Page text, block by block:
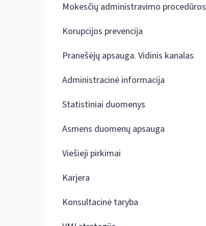
Mokesčių administravimo procedūros
Korupcijos prevencija
Pranešėjų apsauga. Vidinis kanalas
Administracinė informacija
Statistiniai duomenys
Asmens duomenų apsauga
Viešieji pirkimai
Karjera
Konsultacinė taryba